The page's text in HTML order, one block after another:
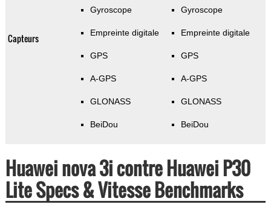
Capteurs
Gyroscope
Empreinte digitale
GPS
A-GPS
GLONASS
BeiDou
Gyroscope
Empreinte digitale
GPS
A-GPS
GLONASS
BeiDou
Huawei nova 3i contre Huawei P30
Lite Specs & Vitesse Benchmarks